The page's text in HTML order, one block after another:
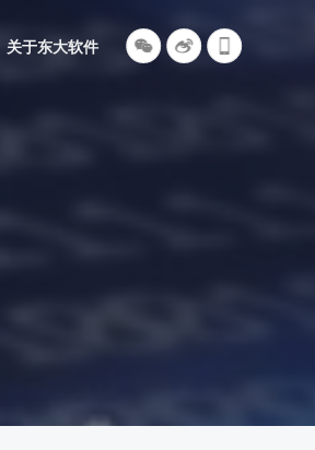
关于东大软件